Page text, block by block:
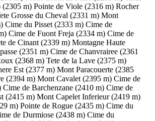
(2305 m) Pointe de Viole (2316 m) Rocher
Grosse du Cheval (2331 m) Mont
Cime du Pisset (2333 m) Cime de
Cime de Fuont Freja (2334 m) Cime de
de Cinant (2339 m) Montagne Haute
(2351 m) Cime de Chanvrairee (2361
(2368 m) Tete de la Lave (2375 m)
Est (2377 m) Mont Paracouerte (2385
(2394 m) Mont Cavalet (2395 m) Cime de
Cime de Barchenzane (2410 m) Cime de
(2415 m) Mont Capelet Inferieur (2419 m)
m) Pointe de Rogue (2435 m) Cime du
de Durmiose (2438 m) Cime du